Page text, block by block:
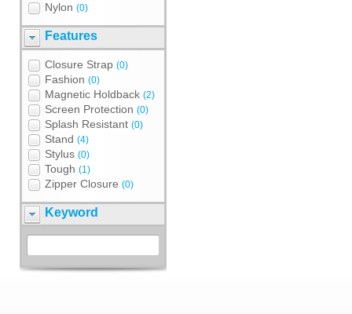
Nylon (0)
Features
Closure Strap (0)
Fashion (0)
Magnetic Holdback (2)
Screen Protection (0)
Splash Resistant (0)
Stand (4)
Stylus (0)
Tough (1)
Zipper Closure (0)
Keyword